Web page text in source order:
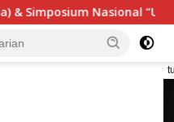
Perekonomian